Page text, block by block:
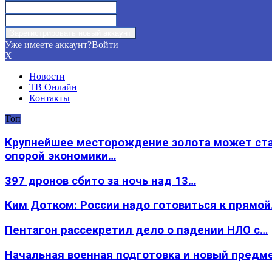
Уже имеете аккаунт?Войти
X
Новости
ТВ Онлайн
Контакты
Топ
Крупнейшее месторождение золота может
опорой экономики…
397 дронов сбито за ночь над 13…
Ким Дотком: России надо готовиться к
Пентагон рассекретил дело о падении НЛО с…
Начальная военная подготовка и новый